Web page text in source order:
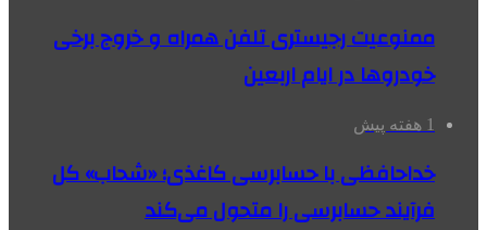
ممنوعیت رجیستری تلفن همراه و خروج برخی
خودروها در ایام اربعین
1 هفته پیش
خداحافظی با حسابرسی کاغذی؛ «شحاب» کل
فرآیند حسابرسی را متحول می‌کند